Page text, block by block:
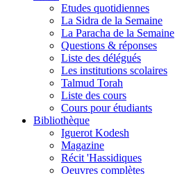
Etudes quotidiennes
La Sidra de la Semaine
La Paracha de la Semaine
Questions & réponses
Liste des délégués
Les institutions scolaires
Talmud Torah
Liste des cours
Cours pour étudiants
Bibliothèque
Iguerot Kodesh
Magazine
Récit 'Hassidiques
Oeuvres complètes